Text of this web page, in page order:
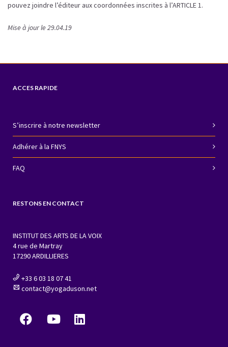
pouvez joindre l’éditeur aux coordonnées inscrites à l’ARTICLE 1.
Mise à jour le 29.04.19
ACCES RAPIDE
S’inscrire à notre newsletter
Adhérer à la FNYS
FAQ
RESTONS EN CONTACT
INSTITUT DES ARTS DE LA VOIX
4 rue de Martray
17290 ARDILLIERES
+33 6 03 18 07 41
contact@yogaduson.net